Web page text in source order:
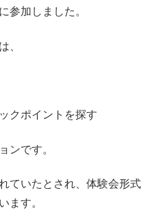
参加しました。
、
クポイントを探す
ンです。
ていたとされ、体験会形式
ます。